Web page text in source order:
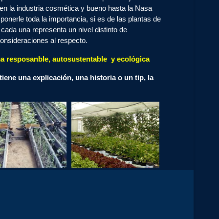
la industria cosmética y bueno hasta la Nasa
toda la importancia, si es de las plantas de
una representa un nivel distinto de
al respecto.
resposanble, autosustentable y ecológica
una explicación, una historia o un tip, la